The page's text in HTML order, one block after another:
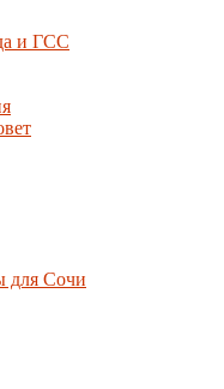
и ГСС
для Сочи